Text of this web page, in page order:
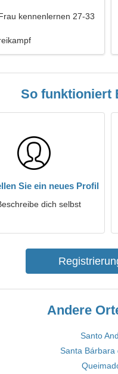
kennenlernen 27-33
So funktioniert
Sie ein neues Profil
dich selbst
Andere
Santo
Santa Bárbara